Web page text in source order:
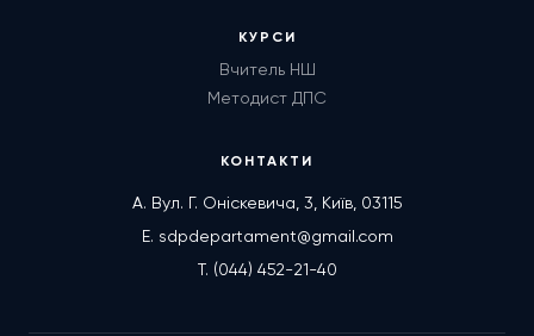
КУРСИ
Вчитель НШ
Методист ДПС
КОНТАКТИ
А. Вул. Г. Оніскевича, 3, Київ, 03115
E. sdpdepartament@gmail.com
T. (044) 452-21-40